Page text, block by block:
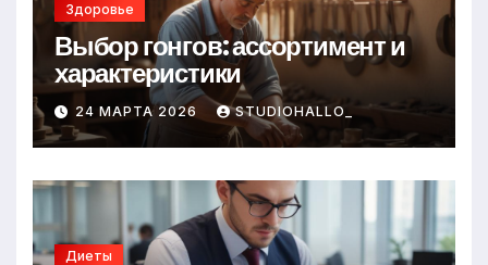
Здоровье
Выбор гонгов: ассортимент и
характеристики
24 МАРТА 2026 STUDIOHALLO_
Диеты